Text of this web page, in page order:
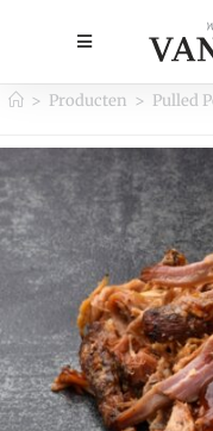
> Producten > Pulled